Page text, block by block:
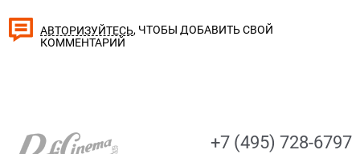
АВТОРИЗУЙТЕСЬ, ЧТОБЫ ДОБАВИТЬ СВОЙ
КОММЕНТАРИЙ
+7 (495) 728-6797